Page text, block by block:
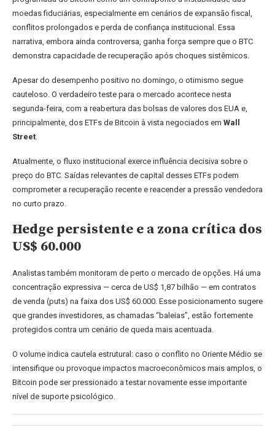
moedas fiduciárias, especialmente em cenários de expansão fiscal,
conflitos prolongados e perda de confiança institucional. Essa
narrativa, embora ainda controversa, ganha força sempre que o BTC
demonstra capacidade de recuperação após choques sistêmicos.
Apesar do desempenho positivo no domingo, o otimismo segue
cauteloso. O verdadeiro teste para o mercado acontece nesta
segunda-feira, com a reabertura das bolsas de valores dos EUA e,
principalmente, dos ETFs de Bitcoin à vista negociados em Wall
Street.
Atualmente, o fluxo institucional exerce influência decisiva sobre o
preço do BTC. Saídas relevantes de capital desses ETFs podem
comprometer a recuperação recente e reacender a pressão vendedora
no curto prazo.
Hedge persistente e a zona crítica dos
US$ 60.000
Analistas também monitoram de perto o mercado de opções. Há uma
concentração expressiva — cerca de US$ 1,87 bilhão — em contratos
de venda (puts) na faixa dos US$ 60.000. Esse posicionamento sugere
que grandes investidores, as chamadas “baleias”, estão fortemente
protegidos contra um cenário de queda mais acentuada.
O volume indica cautela estrutural: caso o conflito no Oriente Médio se
intensifique ou provoque impactos macroeconômicos mais amplos, o
Bitcoin pode ser pressionado a testar novamente esse importante
nível de suporte psicológico.